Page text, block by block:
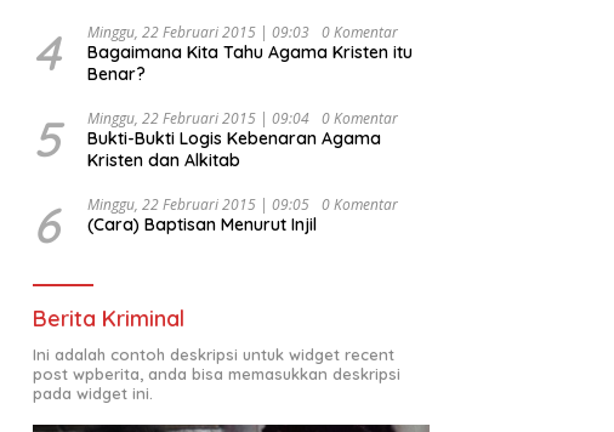
4 Minggu, 22 Februari 2015 | 09:03 0 Komentar
Bagaimana Kita Tahu Agama Kristen itu
Benar?
5 Minggu, 22 Februari 2015 | 09:04 0 Komentar
Bukti-Bukti Logis Kebenaran Agama
Kristen dan Alkitab
6 Minggu, 22 Februari 2015 | 09:05 0 Komentar
(Cara) Baptisan Menurut Injil
Berita Kriminal
Ini adalah contoh deskripsi untuk widget recent
post wpberita, anda bisa memasukkan deskripsi
pada widget ini.